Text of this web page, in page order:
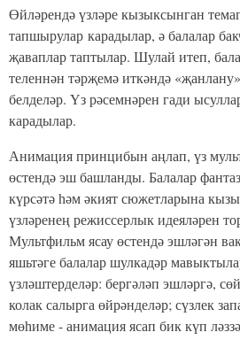
Өйләрендә үзләре кызыксынган
тапшырулар карадылар, ә балалар
җаваплар таптылар. Шулай итеп,
теленнән тәрҗемә иткәндә
белделәр. Үз рәсемнәрен гади
карадылар.
Анимация принцибын аңлап, үз
өстендә эш башланды. Балалар
күрсәтә һәм әкият сюжетларына
үзләренең режиссерлык идеяләрен
Мультфильм ясау өстендә эшләгән
яшьтәге балалар шулкадәр
үзләштерделәр: бергәләп эшләргә,
колак салырга өйрәнделәр; сүзлек
мөһиме - анимация ясап бик күп